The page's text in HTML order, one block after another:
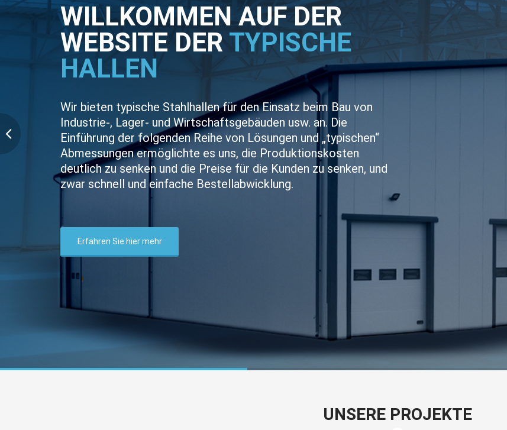
WILLKOMMEN AUF DER
WEBSITE DERTYPISCHE
HALLEN
Wir bieten typische Stahlhallen für den Einsatz beim Bau von
Industrie-, Lager- und Wirtschaftsgebäuden usw. an. Die
Einführung der folgenden Reihe von Lösungen und „typischen“
Abmessungen ermöglichte es uns, die Produktionskosten
deutlich zu senken und die Preise für die Kunden zu senken, und
zwar schnell und einfache Bestellabwicklung.
Erfahren Sie hier mehr
UNSERE PROJEKTE